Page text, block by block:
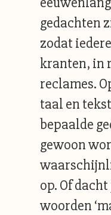
gedachten
zodat
kranten, in
reclames.
taal en
bepaalde
gewoon
op. Of
woorden